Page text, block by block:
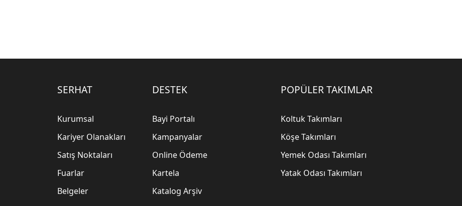
SERHAT
Kurumsal
Kariyer Olanakları
Satış Noktaları
Fuarlar
Belgeler
DESTEK
Bayi Portalı
Kampanyalar
Online Ödeme
Kartela
Katalog Arşiv
POPÜLER TAKIMLAR
Koltuk Takımları
Köşe Takımları
Yemek Odası Takımları
Yatak Odası Takımları